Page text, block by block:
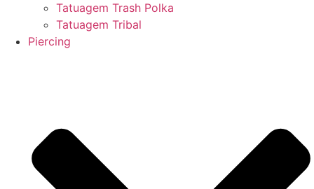
Tatuagem Trash Polka
Tatuagem Tribal
Piercing